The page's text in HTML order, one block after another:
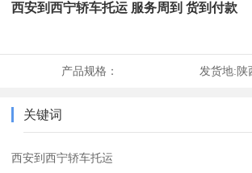
西安到西宁轿车托运 服务周到 货到付款
产品规格： 发货地:陕
关键词
西安到西宁轿车托运